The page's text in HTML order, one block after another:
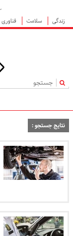
زندگی
سلامت فناوری
|
نتایج جستجو :